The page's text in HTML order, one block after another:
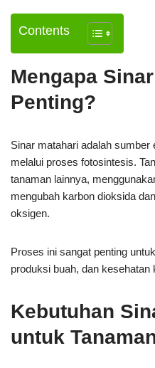
Contents
Mengapa
Penting?
Sinar matahari adalah sumber
melalui proses fotosintesis.
tanaman lainnya,
mengubah karbon dioksida
oksigen.
Proses ini sangat penting
produksi buah, dan kesehatan
Kebutuhan
untuk